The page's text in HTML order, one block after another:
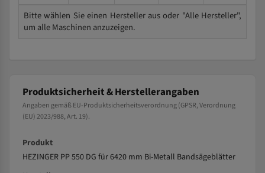
Bitte wählen Sie einen Hersteller aus oder "Alle Hersteller",
um alle Maschinen anzuzeigen.
Produktsicherheit & Herstellerangaben
Angaben gemäß EU-Produktsicherheitsverordnung (GPSR, Verordnung
(EU) 2023/988, Art. 19).
Produkt
HEZINGER PP 550 DG für 6420 mm Bi-Metall Bandsägeblätter